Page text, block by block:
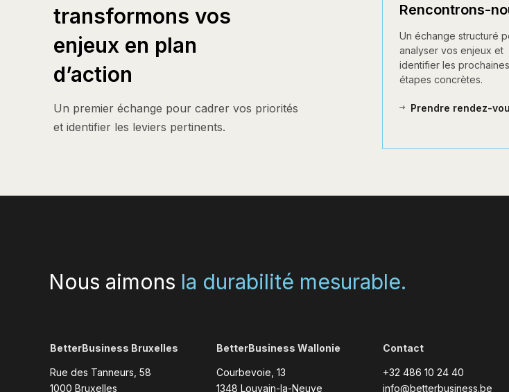
transformons vos
enjeux en plan
d’action
Un premier échange pour cadrer vos priorités
et identifier les leviers pertinents.
Rencontrons-
Un échange structuré
analyser vos enjeux et
identifier les prochaines
étapes concrètes.
Prendre rendez-
Nous aimons la durabilité mesurable.
BetterBusiness Bruxelles
Rue des Tanneurs, 58
1000 Bruxelles
BetterBusiness Wallonie
Courbevoie, 13
1348 Louvain-la-Neuve
Contact
+32 486 10 24 40
info@betterbusiness.be